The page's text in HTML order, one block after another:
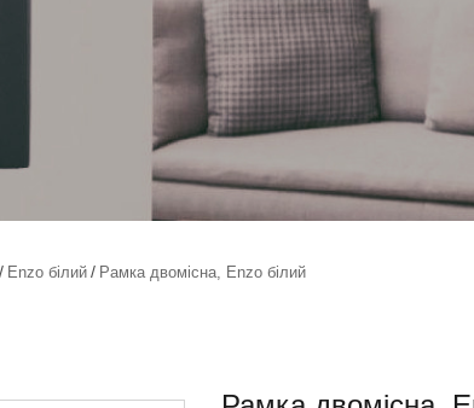
Enzo білий Рамка двомісна, Enzo білий